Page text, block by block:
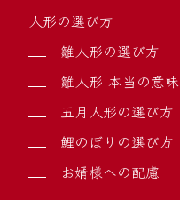
人形の選び方
雛人形の選び方
雛人形 本当の意味
五月人形の選び方
鯉のぼりの選び方
お婿様への配慮